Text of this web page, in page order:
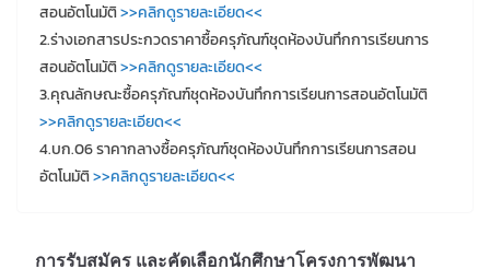
สอนอัตโนมัติ>>คลิกดูรายละเอียด<<
2.ร่างเอกสารประกวดราคาซื้อครุภัณฑ์ชุดห้องบันทึกการเรียนการ
สอนอัตโนมัติ>>คลิกดูรายละเอียด<<
3.คุณลักษณะซื้อครุภัณฑ์ชุดห้องบันทึกการเรียนการสอนอัตโนมัติ
>>คลิกดูรายละเอียด<<
4.บก.06 ราคากลางซื้อครุภัณฑ์ชุดห้องบันทึกการเรียนการสอน
อัตโนมัติ>>คลิกดูรายละเอียด<<
การรับสมัคร และคัดเลือกนักศึกษาโครงการพัฒนา